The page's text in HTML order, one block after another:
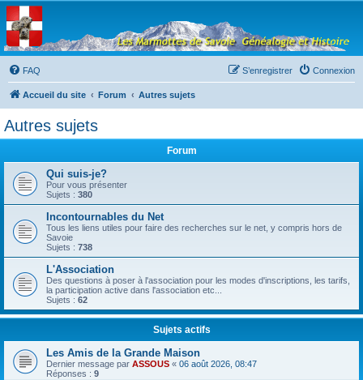
Les Marmottes de
Savoie
Forum d'entraide généalogique
FAQ
Connexion
S’enregistrer
Accueil du site Forum Autres sujets
Autres sujets
Forum
Qui suis-je?
Pour vous présenter
Sujets : 380
Incontournables du Net
Tous les liens utiles pour faire des recherches sur le net, y compris hors de
Savoie
Sujets : 738
L'Association
Des questions à poser à l'association pour les modes d'inscriptions, les tarifs,
la participation active dans l'association etc...
Sujets : 62
Sujets actifs
Les Amis de la Grande Maison
Dernier message par ASSOUS « 06 août 2026, 08:47
Réponses : 9